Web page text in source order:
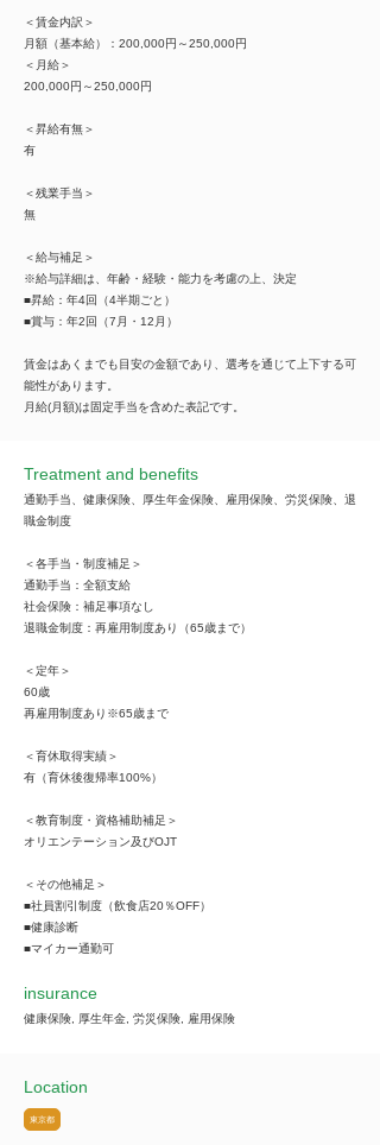
＜賃金内訳＞
月額（基本給）：200,000円～250,000円
＜月給＞
200,000円～250,000円
＜昇給有無＞
有
＜残業手当＞
無
＜給与補足＞
※給与詳細は、年齢・経験・能力を考慮の上、決定
■昇給：年4回（4半期ごと）
■賞与：年2回（7月・12月）
賃金はあくまでも目安の金額であり、選考を通じて上下する可
能性があります。
月給(月額)は固定手当を含めた表記です。
Treatment and benefits
通勤手当、健康保険、厚生年金保険、雇用保険、労災保険、退
職金制度
＜各手当・制度補足＞
通勤手当：全額支給
社会保険：補足事項なし
退職金制度：再雇用制度あり（65歳まで）
＜定年＞
60歳
再雇用制度あり※65歳まで
＜育休取得実績＞
有（育休後復帰率100%）
＜教育制度・資格補助補足＞
オリエンテーション及びOJT
＜その他補足＞
■社員割引制度（飲食店20％OFF）
■健康診断
■マイカー通勤可
insurance
健康保険, 厚生年金, 労災保険, 雇用保険
Location
東京都